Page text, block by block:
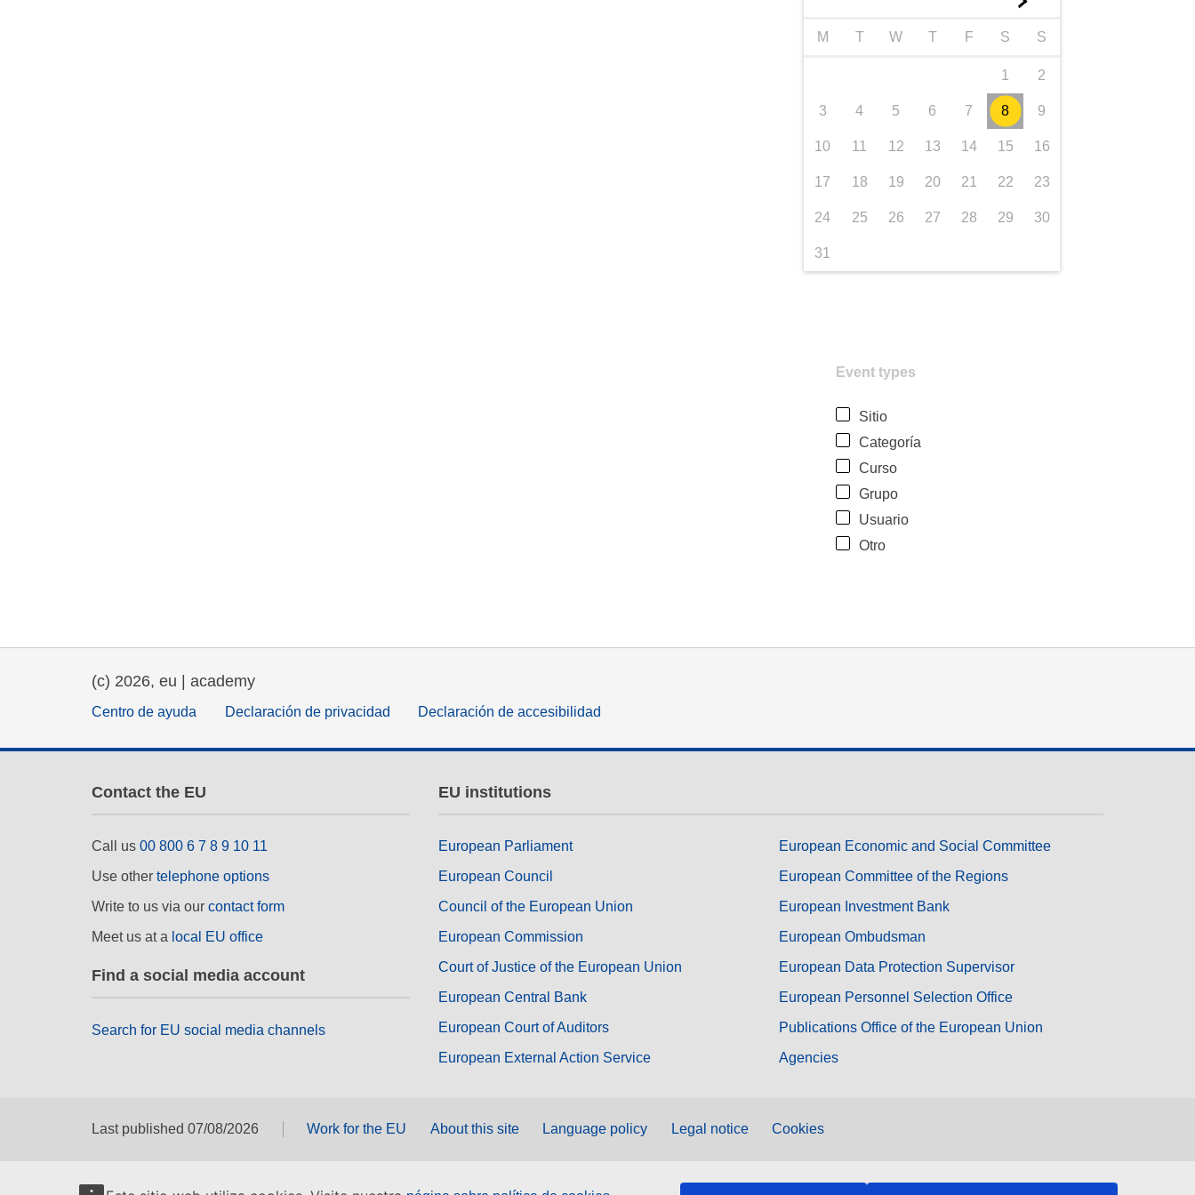
M T W T F S S
1 2
3 4 5 6 7 8 9
10 11 12 13 14 15 16
17 18 19 20 21 22 23
24 25 26 27 28 29 30
31
Event types
Sitio
Categoría
Curso
Grupo
Usuario
Otro
(c) 2026, eu | academy
Centro de ayuda Declaración de privacidad Declaración de accesibilidad
Contact the EU
Call us 00 800 6 7 8 9 10 11
Use other telephone options
Write to us via our contact form
Meet us at a local EU office
Find a social media account
Search for EU social media channels
EU institutions
European Parliament
European Council
Council of the European Union
European Commission
Court of Justice of the European Union
European Central Bank
European Court of Auditors
European External Action Service
European Economic and Social Committee
European Committee of the Regions
European Investment Bank
European Ombudsman
European Data Protection Supervisor
European Personnel Selection Office
Publications Office of the European Union
Agencies
Last published 07/08/2026 Work for the EU About this site Language policy Legal notice Cookies